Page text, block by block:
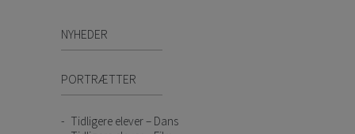
NYHEDER
PORTRÆTTER
Tidligere elever – Dans